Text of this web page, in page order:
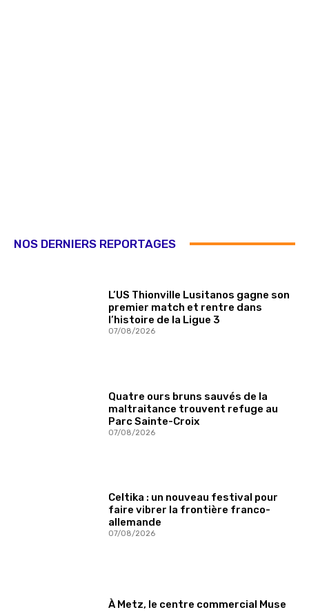
NOS DERNIERS REPORTAGES
L’US Thionville Lusitanos gagne son
premier match et rentre dans
l’histoire de la Ligue 3
07/08/2026
Quatre ours bruns sauvés de la
maltraitance trouvent refuge au
Parc Sainte-Croix
07/08/2026
Celtika : un nouveau festival pour
faire vibrer la frontière franco-
allemande
07/08/2026
À Metz, le centre commercial Muse